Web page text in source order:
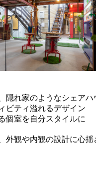
隠れ家のようなシェアハ
ビティ溢れるデザイン
個室を自分スタイルに
外観や内観の設計に心